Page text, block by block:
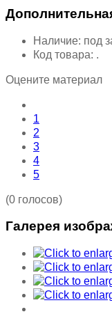
Наличие: под
Код товара: .
Оцените материал
1
2
3
4
5
(0 голосов)
Галерея